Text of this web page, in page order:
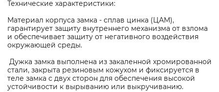
Технические характеристики:
Материал корпуса замка - сплав цинка (ЦАМ),
гарантирует защиту внутреннего механизма от взлома
и обеспечивает защиту от негативного воздействия
окружающей среды.
Дужка замка выполнена из закаленной хромированной
стали, закрыта резиновым кожухом и фиксируется в
теле замка с двух сторон для обеспечения высокой
устойчивости к вырыванию или выкручиванию.